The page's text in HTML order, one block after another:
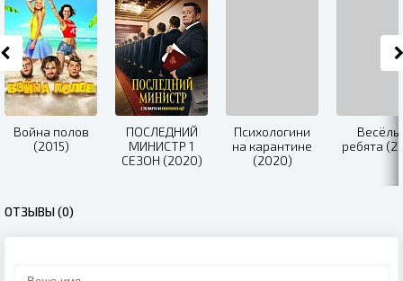
Война полов
(2015)
ПОСЛЕДНИЙ
МИНИСТР 1
СЕЗОН (2020)
Психологини
на карантине
(2020)
ребята
ОТЗЫВЫ (0)